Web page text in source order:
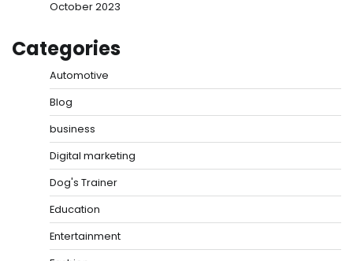
October 2023
Categories
Automotive
Blog
business
Digital marketing
Dog's Trainer
Education
Entertainment